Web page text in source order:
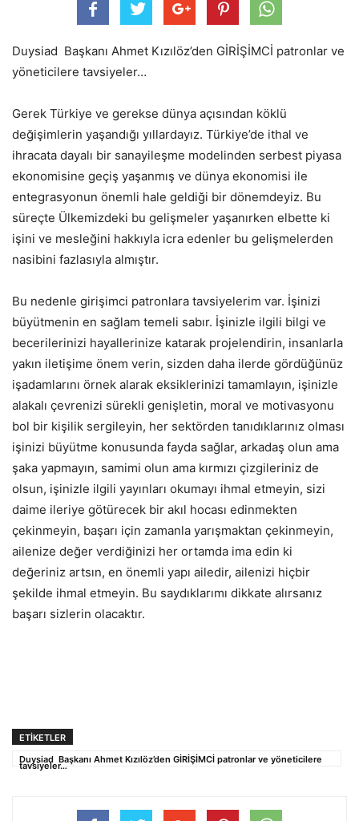
Duysiad Başkanı Ahmet Kızılöz’den GİRİŞİMCİ patronlar ve
yöneticilere tavsiyeler…
Gerek Türkiye ve gerekse dünya açısından köklü
değişimlerin yaşandığı yıllardayız. Türkiye’de ithal ve
ihracata dayalı bir sanayileşme modelinden serbest piyasa
ekonomisine geçiş yaşanmış ve dünya ekonomisi ile
entegrasyonun önemli hale geldiği bir dönemdeyiz. Bu
süreçte Ülkemizdeki bu gelişmeler yaşanırken elbette ki
işini ve mesleğini hakkıyla icra edenler bu gelişmelerden
nasibini fazlasıyla almıştır.
Bu nedenle girişimci patronlara tavsiyelerim var. İşinizi
büyütmenin en sağlam temeli sabır. İşinizle ilgili bilgi ve
becerilerinizi hayallerinize katarak projelendirin, insanlarla
yakın iletişime önem verin, sizden daha ilerde gördüğünüz
işadamlarını örnek alarak eksiklerinizi tamamlayın, işinizle
alakalı çevrenizi sürekli genişletin, moral ve motivasyonu
bol bir kişilik sergileyin, her sektörden tanıdıklarınız olması
işinizi büyütme konusunda fayda sağlar, arkadaş olun ama
şaka yapmayın, samimi olun ama kırmızı çizgileriniz de
olsun, işinizle ilgili yayınları okumayı ihmal etmeyin, sizi
daime ileriye götürecek bir akıl hocası edinmekten
çekinmeyin, başarı için zamanla yarışmaktan çekinmeyin,
ailenize değer verdiğinizi her ortamda ima edin ki
değeriniz artsın, en önemli yapı ailedir, ailenizi hiçbir
şekilde ihmal etmeyin. Bu saydıklarımı dikkate alırsanız
başarı sizlerin olacaktır.
ETIKETLER
Duysiad Başkanı Ahmet Kızılöz’den GİRİŞİMCİ patronlar ve yöneticilere
tavsiyeler…